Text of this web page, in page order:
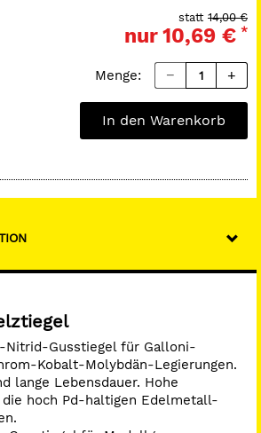
Gusstiegel für Modellguss.
14,00 €
statt
nur10,69 € *
Menge:
In den Warenkorb
Nitrid-Gusstiegel für Galloni-
Kobalt-Molybdän-Legierungen.
lange Lebensdauer. Hohe
hoch Pd-haltigen Edelmetall-